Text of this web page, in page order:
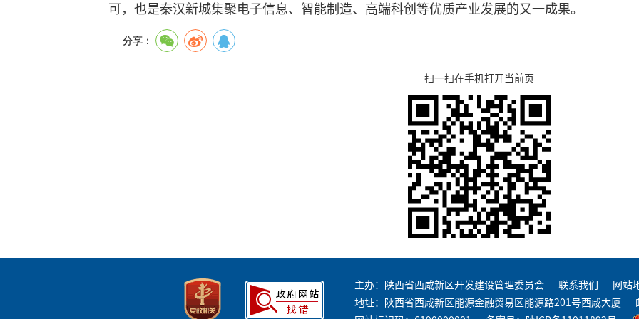
可，也是秦汉新城集聚电子信息、智能制造、高端科创等优质产业发展的又一成果。
分享：
扫一扫在手机打开当前页
主办：陕西省西咸新区开发建设管理委员会 联系我们
网站
地址：陕西省西咸新区能源金融贸易区能源路201号西咸大厦